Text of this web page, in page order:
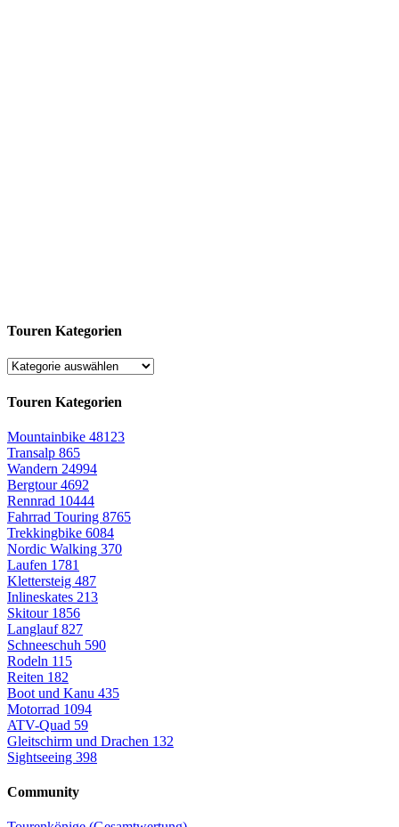
Touren Kategorien
Touren Kategorien
Mountainbike 48123
Transalp 865
Wandern 24994
Bergtour4692
Rennrad 10444
Fahrrad Touring 8765
Trekkingbike 6084
Nordic Walking 370
Laufen 1781
Klettersteig 487
Inlineskates 213
Skitour 1856
Langlauf827
Schneeschuh 590
Rodeln 115
Reiten 182
Boot und Kanu 435
Motorrad 1094
ATV-Quad 59
Gleitschirm und Drachen 132
Sightseeing 398
Community